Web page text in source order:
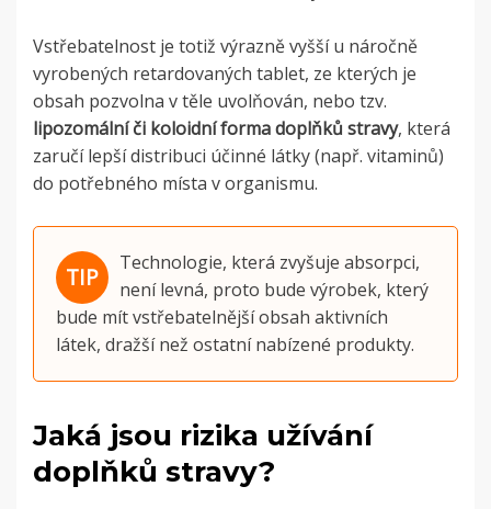
Vstřebatelnost je totiž výrazně vyšší u náročně
vyrobených retardovaných tablet, ze kterých je
obsah pozvolna v těle uvolňován, nebo tzv.
lipozomální či koloidní forma doplňků stravy, která
zaručí lepší distribuci účinné látky (např. vitaminů)
do potřebného místa v organismu.
Technologie, která zvyšuje absorpci,
není levná, proto bude výrobek, který
bude mít vstřebatelnější obsah aktivních
látek, dražší než ostatní nabízené produkty.
Jaká jsou rizika užívání
doplňků stravy?